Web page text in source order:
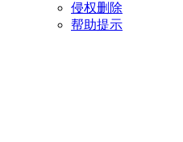
侵权删除
帮助提示